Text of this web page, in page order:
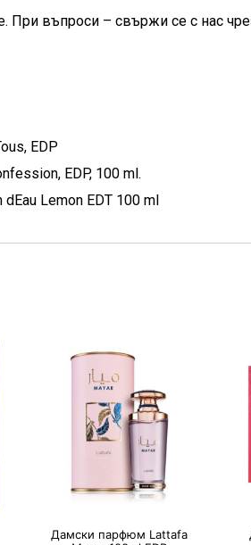
При въпроси – свържи се с нас
EDP
EDP, 100 ml.
Lemon EDT 100 ml
Дамски парфюм Lattafa